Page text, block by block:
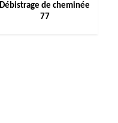
Débistrage de cheminée
77